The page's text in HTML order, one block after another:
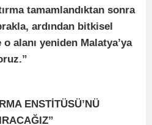
tamamlandıktan sonra
ardından bitkisel
alanı yeniden Malatya’ya
ENSTİTÜSÜ’NÜ